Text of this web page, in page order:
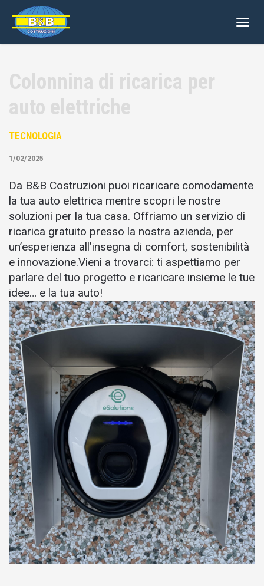
Colonnina di ricarica per
auto elettriche
TECNOLOGIA
1/02/2025
Da B&B Costruzioni puoi ricaricare comodamente
la tua auto elettrica mentre scopri le nostre
soluzioni per la tua casa. Offriamo un servizio di
ricarica gratuito presso la nostra azienda, per
un’esperienza all’insegna di comfort, sostenibilità
e innovazione.Vieni a trovarci: ti aspettiamo per
parlare del tuo progetto e ricaricare insieme le tue
idee… e la tua auto!